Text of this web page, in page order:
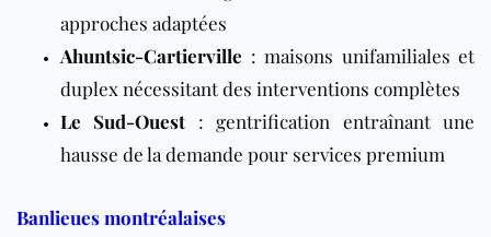
approches adaptées
Ahuntsic-Cartierville : maisons unifamiliales et
duplex nécessitant des interventions complètes
Le Sud-Ouest : gentrification entraînant une
hausse de la demande pour services premium
Banlieues montréalaises